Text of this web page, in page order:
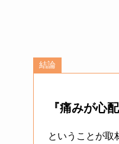
結論
『痛みが心
ということが取